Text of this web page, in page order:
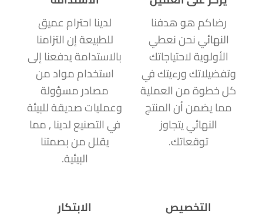
رضاكم هو هدفنا
النهائي نحن نعطي
الأولوية لاحتياجاتك
وتفضيلاتك ورءيتك في
كل خطوة من العملية
مما يضمن أن المنتج
النهائي يتجاوز
توقعاتك.
لدينا احترام عميق
للطبيعة إن التزامنا
بالاستدامة يدفعنا إلى
استخدام مواد من
مصادر مسؤولة
وعمليات صديقة للبيئة
في التصنيع لدينا , مما
يقلل من بصمتنا
البيئية.
التخصيص
الابتكار